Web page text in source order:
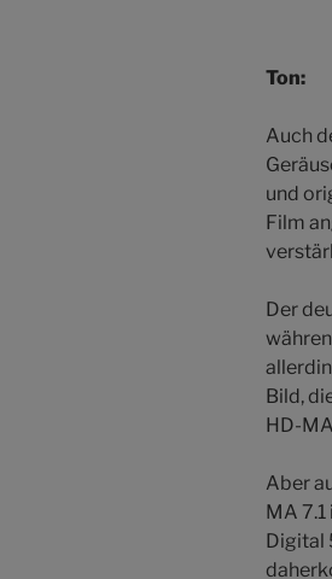
Ton:
Auch
und
Film
Der
Bild,
HD-
Aber
MA
Digital